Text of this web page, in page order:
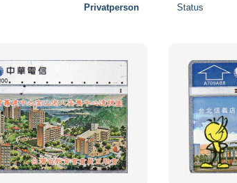
Privatperson Status